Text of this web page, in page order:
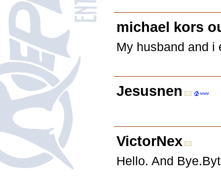
michael kors
My husband and i
Jesusnen
VictorNex
Hello. And